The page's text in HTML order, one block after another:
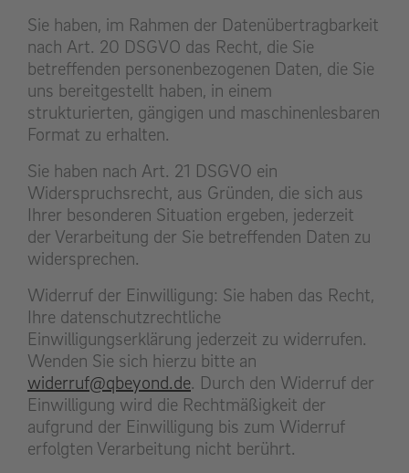
Sie haben, im Rahmen der Datenübertragbarkeit
nach Art. 20 DSGVO das Recht, die Sie
betreffenden personenbezogenen Daten, die Sie
uns bereitgestellt haben, in einem
strukturierten, gängigen und maschinenlesbaren
Format zu erhalten.
Sie haben nach Art. 21 DSGVO ein
Widerspruchsrecht, aus Gründen, die sich aus
Ihrer besonderen Situation ergeben, jederzeit
der Verarbeitung der Sie betreffenden Daten zu
widersprechen.
Widerruf der Einwilligung: Sie haben das Recht,
Ihre datenschutzrechtliche
Einwilligungserklärung jederzeit zu widerrufen.
Wenden Sie sich hierzu bitte an
widerruf@qbeyond.de. Durch den Widerruf der
Einwilligung wird die Rechtmäßigkeit der
aufgrund der Einwilligung bis zum Widerruf
erfolgten Verarbeitung nicht berührt.